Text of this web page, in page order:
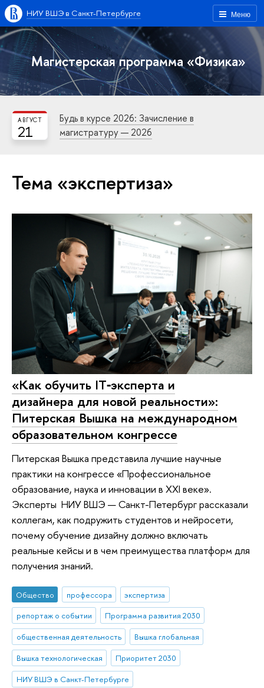
Меню
НИУ ВШЭ в Санкт-Петербурге
Магистерская программа «Физика»
21
АВГУСТ
Будь в курсе 2026: Зачисление в
магистратуру — 2026
Тема «экспертиза»
«Как обучить IT‑эксперта и
дизайнера для новой реальности»:
Питерская Вышка на международном
образовательном конгрессе
Питерская Вышка представила лучшие научные
практики на конгрессе «Профессиональное
образование, наука и инновации в XXI веке».
Эксперты НИУ ВШЭ — Санкт-Петербург рассказали
коллегам, как подружить студентов и нейросети,
почему обучение дизайну должно включать
реальные кейсы и в чем преимущества платформ для
получения знаний.
Общество профессора
экспертиза
репортаж о событии
Программа развития 2030
общественная деятельность
Вышка глобальная
Вышка технологическая
Приоритет 2030
НИУ ВШЭ в Санкт-Петербурге